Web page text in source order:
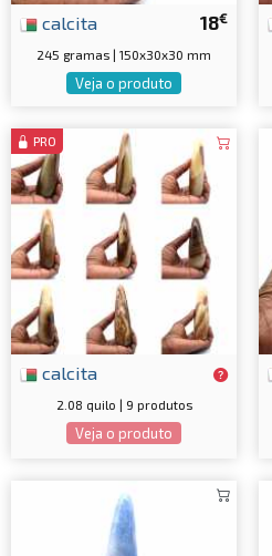
18€
calcita
245 gramas | 150x30x30 mm
Veja o produto
PRO
calcita
2.08 quilo | 9 produtos
Veja o produto